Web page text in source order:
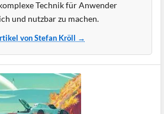
Technik für Anwender
und nutzbar zu machen.
von Stefan Kröll →